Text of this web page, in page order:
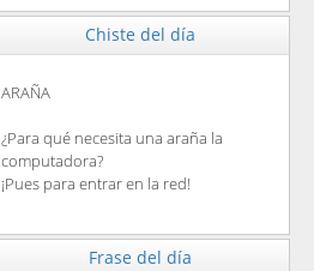
Chiste del día
ARAÑA
¿Para qué necesita una araña la
computadora?
¡Pues para entrar en la red!
Frase del día